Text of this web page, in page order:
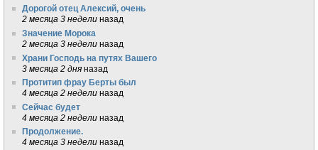
Дорогой отец Алексий, очень
2 месяца 3 недели назад
Значение Морока
2 месяца 3 недели назад
Храни Господь на путях Вашего
3 месяца 2 дня назад
Протитип фрау Берты был
4 месяца 2 недели назад
Сейчас будет
4 месяца 2 недели назад
Продолжение.
4 месяца 3 недели назад